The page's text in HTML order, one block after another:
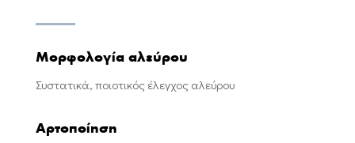
Μορφολογία αλεύρου
Συστατικά, ποιοτικός έλεγχος αλεύρου
Αρτοποίηση